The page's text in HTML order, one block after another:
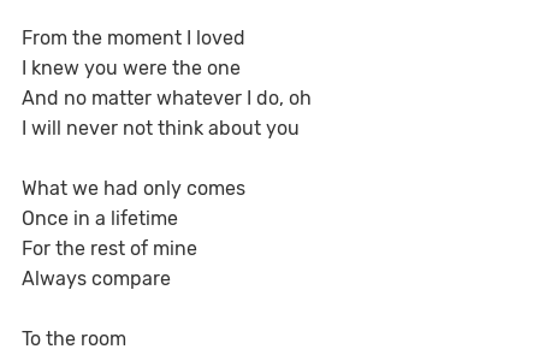
From the moment I loved
I knew you were the one
And no matter whatever I do, oh
I will never not think about you
What we had only comes
Once in a lifetime
For the rest of mine
Always compare
To the room